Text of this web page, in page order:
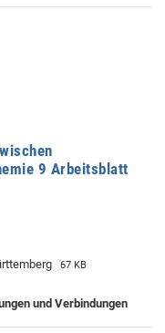
9 Arbeitsblatt
67 KB
und Verbindungen